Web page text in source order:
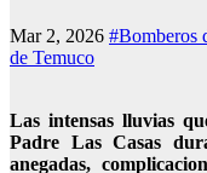
Mar 2, 2026 #Bomberos
de Temuco
Las intensas lluvias
Padre Las Casas
anegadas,